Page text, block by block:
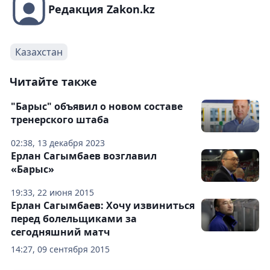
Редакция Zakon.kz
Казахстан
Читайте также
02:38, 13 декабря 2023
"Барыс" объявил о новом составе
тренерского штаба
19:33, 22 июня 2015
Ерлан Сагымбаев возглавил
«Барыс»
14:27, 09 сентября 2015
Ерлан Сагымбаев: Хочу извиниться
перед болельщиками за
сегодняшний матч